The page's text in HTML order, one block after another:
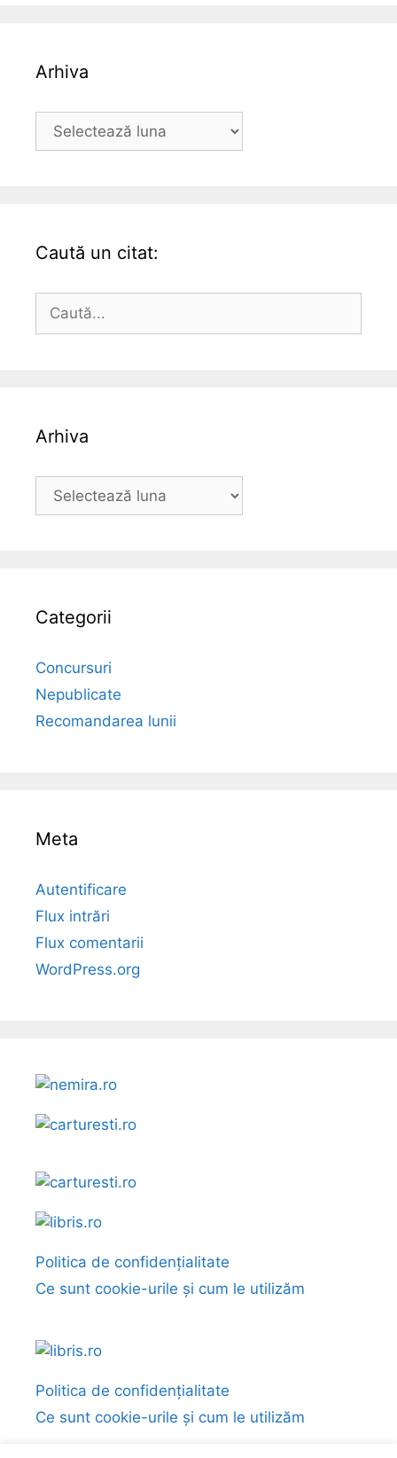
Arhiva
Arhiva
Caută un citat:
Caută
Arhiva
Arhiva
Categorii
Concursuri
Nepublicate
Recomandarea lunii
Meta
Autentificare
Flux intrări
Flux comentarii
WordPress.org
Politica de confidențialitate
Ce sunt cookie-urile și cum le utilizăm
Politica de confidențialitate
Ce sunt cookie-urile și cum le utilizăm